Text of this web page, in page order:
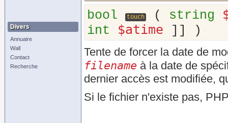
Divers
Annuaire
Wall
Contact
Recherche
bool
touch ( string
int $atime ]] )
Tente de forcer la date de
filename à la date de
dernier accès est modifiée,
Si le fichier n'existe pas,